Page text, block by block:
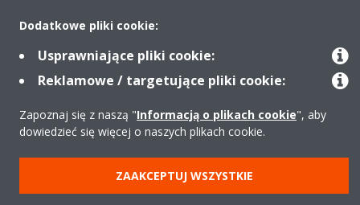
Copyright © Daikin
Zastrzeżenia prawne
Cookies
Polityka Ochrony Danych
Etyka korporacyjna
Strategia podatkowa
Pompy ciepła
Dodatkowe pliki cookie:
Usprawniające pliki cookie:
Reklamowe / targetujące pliki cookie:
Zapoznaj się z naszą "Informacją o plikach cookie", aby
dowiedzieć się więcej o naszych plikach cookie.
ZAAKCEPTUJ WSZYSTKIE